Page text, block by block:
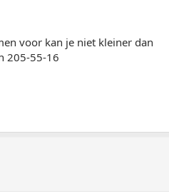
voor kan je niet kleiner dan
205-55-16